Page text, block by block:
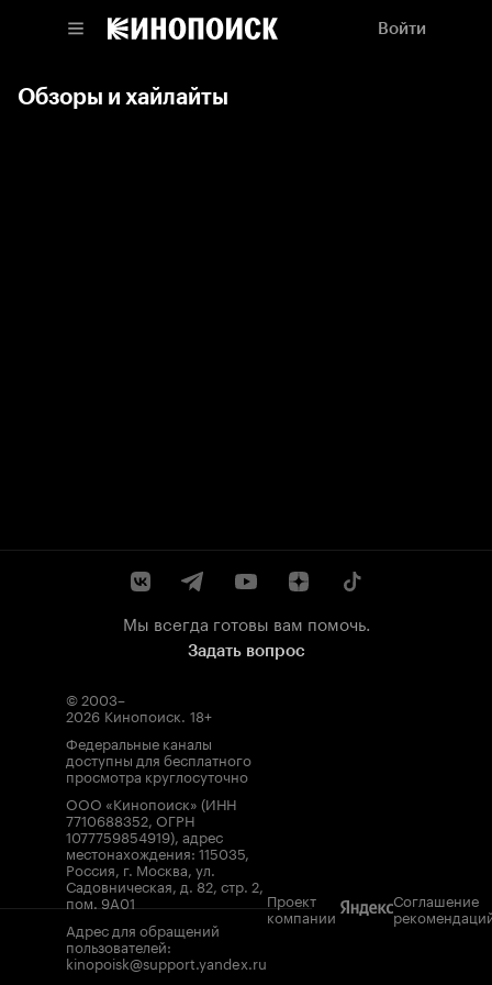
Войти
Обзоры и хайлайты
Мы всегда готовы вам помочь.
Задать вопрос
© 2003–
2026 Кинопоиск. 18+
Федеральные каналы
доступны для бесплатного
просмотра круглосуточно
ООО «Кинопоиск» (ИНН
7710688352, ОГРН
1077759854919), адрес
местонахождения: 115035,
Россия, г. Москва, ул.
Садовническая, д. 82, стр. 2,
пом. 9А01
Адрес для обращений
пользователей:
kinopoisk@support.yandex.ru
Проект
компании
Соглашение